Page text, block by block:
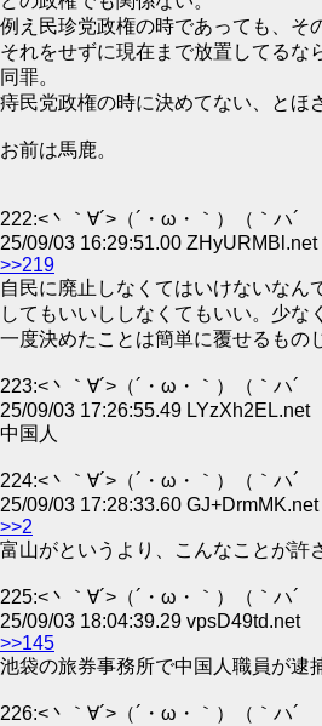
例え民珍党政権の時であっても、そ
それをせずに現在まで放置してるな
同罪。
痔民党政権の時に決めてない、とほ
お前は馬鹿。
222:<丶｀∀´>（´・ω・｀）（｀ハ´
25/09/03 16:29:51.00 ZHyURMBl.net
>>219
自民に廃止しなくてはいけないなん
してもいいししなくてもいい。少
一度決めたことは簡単に覆せるもの
223:<丶｀∀´>（´・ω・｀）（｀ハ´
25/09/03 17:26:55.49 LYzXh2EL.net
中国人
224:<丶｀∀´>（´・ω・｀）（｀ハ´
25/09/03 17:28:33.60 GJ+DrmMK.net
>>2
富山がというより、こんなことが許
225:<丶｀∀´>（´・ω・｀）（｀ハ´
25/09/03 18:04:39.29 vpsD49td.net
>>145
池袋の旅券事務所で中国人職員が逮
226:<丶｀∀´>（´・ω・｀）（｀ハ´